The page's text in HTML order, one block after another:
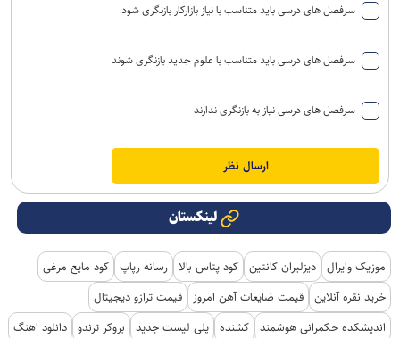
سرفصل های درسی باید متناسب با نیاز بازارکار بازنگری شود
سرفصل های درسی باید متناسب با علوم جدید بازنگری شوند
سرفصل های درسی نیاز به بازنگری ندارند
لینکستان
موزیک وایرال دیزلیران کانتین کود پتاس بالا رسانه رپاپ کود مایع مرغی
خرید نقره آنلاین قیمت ضایعات آهن امروز
قیمت ترازو دیجیتال
اندیشکده حکمرانی هوشمند کشنده پلی لیست جدید بروکر ترندو دانلود اهنگ